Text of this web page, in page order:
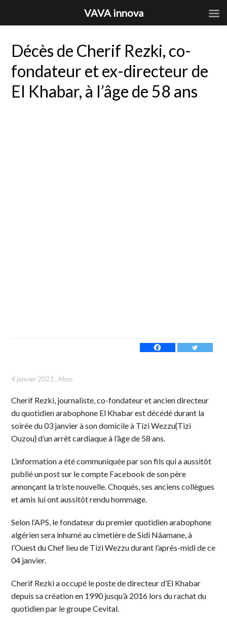
Décès de Cherif Rezki, co-
fondateur et ex-directeur de
El Khabar, à l’âge de 58 ans
4 janvier 2021 , Mess
Cherif Rezki, journaliste, co-fondateur et ancien directeur
du quotidien arabophone El Khabar est décédé durant la
soirée du 03 janvier à son domicile à Tizi Wezzu{Tizi
Ouzou} d’un arrêt cardiaque à l’âge de 58 ans.
L’information a été communiquée par son fils qui a aussitôt
publié un post sur le compte Facebook de son père
annonçant la triste nouvelle. Choqués, ses anciens collègues
et amis lui ont aussitôt rendu hommage.
Selon l’APS, le fondateur du premier quotidien arabophone
algérien sera inhumé au cimetière de Sidi Nâamane, à
l’Ouest du Chef lieu de Tizi Wezzu durant l’après-midi de ce
04 janvier.
Cherif Rezki a occupé le poste de directeur d’El Khabar
depuis sa création en 1990 jusqu’à 2016 lors du rachat du
quotidien par le groupe Cevital.
VAVA innova